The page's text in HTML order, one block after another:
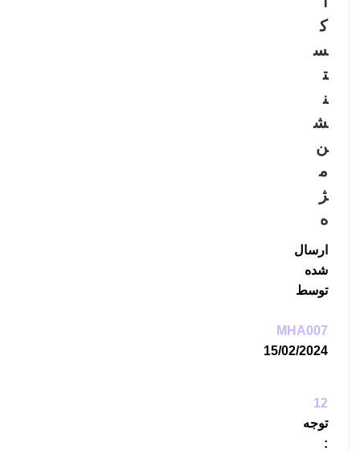
ک
س
ت
ن
ش
ن
م
ژ
ه
ارسال
شده
توسط
MHA007
15/02/2024
12
توجه
: